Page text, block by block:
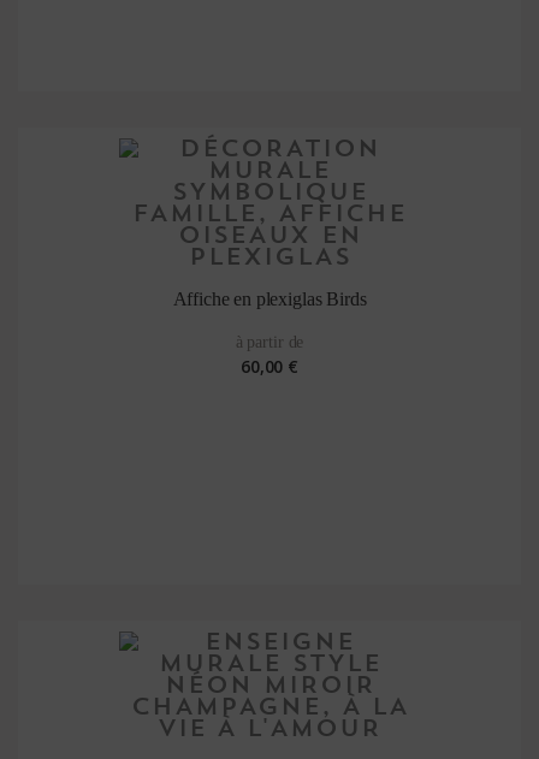
Affiche en plexiglas Birds
à partir de
60,00 €